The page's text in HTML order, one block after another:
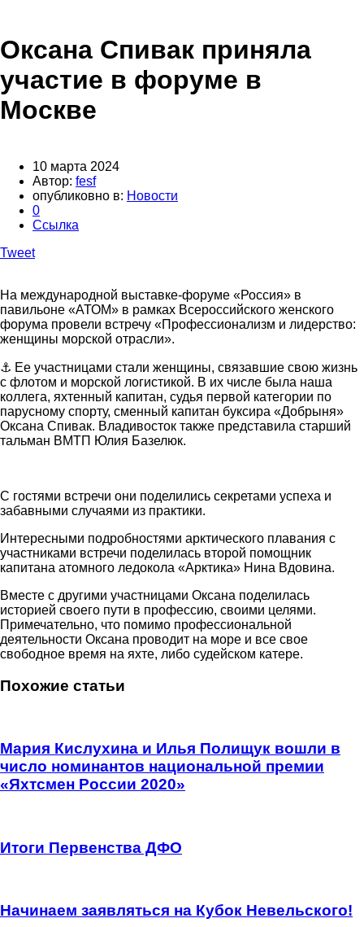
Оксана Спивак приняла
участие в форуме в
Москве
10 марта 2024
Автор: fesf
опубликовно в: Новости
0
Ссылка
Tweet
На международной выставке-форуме «Россия» в
павильоне «АТОМ» в рамках Всероссийского женского
форума провели встречу «Профессионализм и лидерство:
женщины морской отрасли».
⚓️ Ее участницами стали женщины, связавшие свою жизнь
с флотом и морской логистикой. В их числе была наша
коллега, яхтенный капитан, судья первой категории по
парусному спорту, сменный капитан буксира «Добрыня»
Оксана Спивак. Владивосток также представила старший
тальман ВМТП Юлия Базелюк.
С гостями встречи они поделились секретами успеха и
забавными случаями из практики.
Интересными подробностями арктического плавания с
участниками встречи поделилась второй помощник
капитана атомного ледокола «Арктика» Нина Вдовина.
Вместе с другими участницами Оксана поделилась
историей своего пути в профессию, своими целями.
Примечательно, что помимо профессиональной
деятельности Оксана проводит на море и все свое
свободное время на яхте, либо судейском катере.
Похожие статьи
Мария Кислухина и Илья Полищук вошли в
число номинантов национальной премии
«Яхтсмен России 2020»
Итоги Первенства ДФО
Начинаем заявляться на Кубок Невельского!